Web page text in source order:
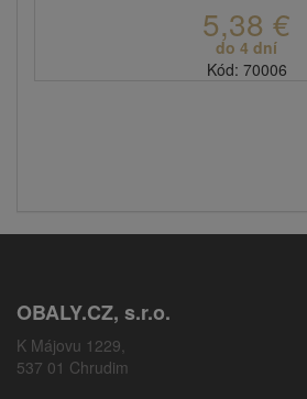
5,38 €
do 4 dní
Kód: 70006
OBALY.CZ, s.r.o.
K Májovu 1229,
537 01 Chrudim